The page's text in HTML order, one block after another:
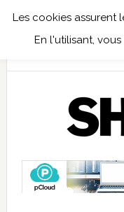
Les cookies assurent
En l'utilisant,